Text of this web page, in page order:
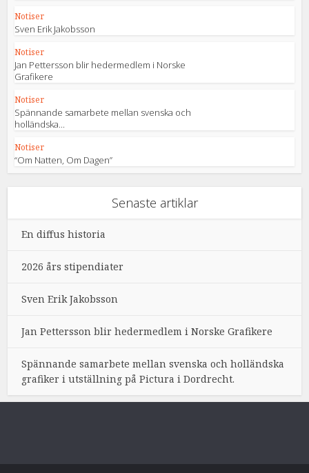
Notiser
Sven Erik Jakobsson
Notiser
Jan Pettersson blir hedermedlem i Norske
Grafikere
Notiser
Spännande samarbete mellan svenska och
holländska...
Notiser
“Om Natten, Om Dagen”
Senaste artiklar
En diffus historia
2026 års stipendiater
Sven Erik Jakobsson
Jan Pettersson blir hedermedlem i Norske Grafikere
Spännande samarbete mellan svenska och holländska
grafiker i utställning på Pictura i Dordrecht.